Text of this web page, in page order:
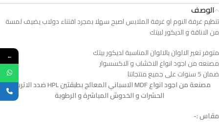
الوصف
تنظيم غرفة النوم او غرفة الملابس اصبح سهلا بمجرد اقتناء دولاب يضيف لمسة
من الاناقة و الديكور لبيتك
متوفر تغير الالوان بالالوان المناسبة لديكور بيتك
مصنعه من اجود انواع الاخشاب و الاكسسوار
ضمان 5 سنوات على جميع منتجاتنا
مصنعة من اجود انواع MDF الاسباني المعالج بطبقتين HPL ضدد الاتربة و
الحشرات و الخدوش المباشرة و الرطوبة
مقاس :-
←